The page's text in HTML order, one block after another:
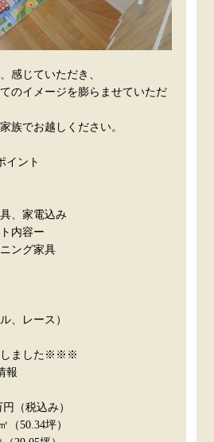
感じていただき、
のイメージを膨らませていただ
族でお越しください。
イント
、家電込み
内容ー
ング家具
、レース）
ました※※※
報
（税込み）
（50.34坪）